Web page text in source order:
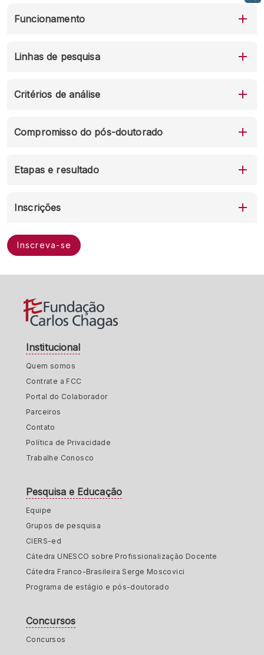
Funcionamento
Linhas de pesquisa
Critérios de análise
Compromisso do pós-doutorado
Etapas e resultado
Inscrições
Inscreva-se
Institucional
Quem somos
Contrate a FCC
Portal do Colaborador
Parceiros
Contato
Política de Privacidade
Trabalhe Conosco
Pesquisa e Educação
Equipe
Grupos de pesquisa
CIERS-ed
Cátedra UNESCO sobre Profissionalização Docente
Cátedra Franco-Brasileira Serge Moscovici
Programa de estágio e pós-doutorado
Concursos
Concursos